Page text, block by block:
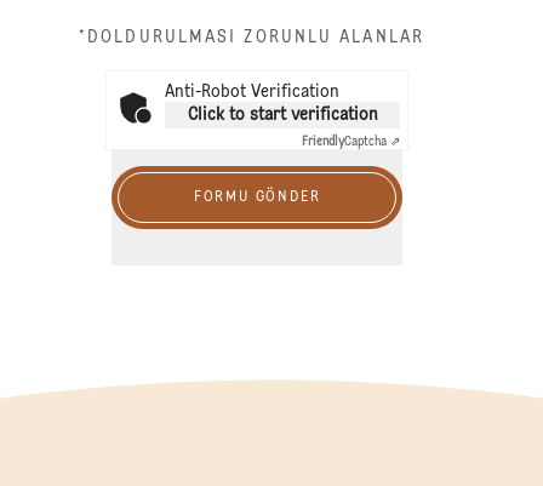
*DOLDURULMASI ZORUNLU ALANLAR
Anti-Robot Verification
Click to start verification
FriendlyCaptcha ⇗
FORMU GÖNDER